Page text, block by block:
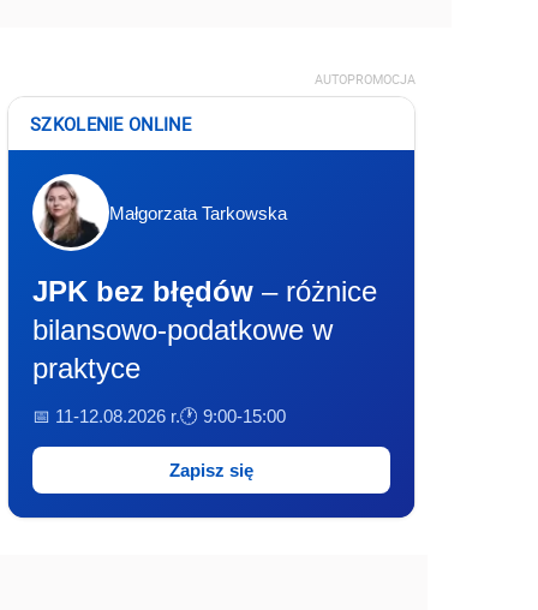
AUTOPROMOCJA
SZKOLENIE ONLINE
Małgorzata Tarkowska
JPK bez błędów – różnice
bilansowo-podatkowe w
praktyce
📅 11-12.08.2026 r.🕐 9:00-15:00
Zapisz się